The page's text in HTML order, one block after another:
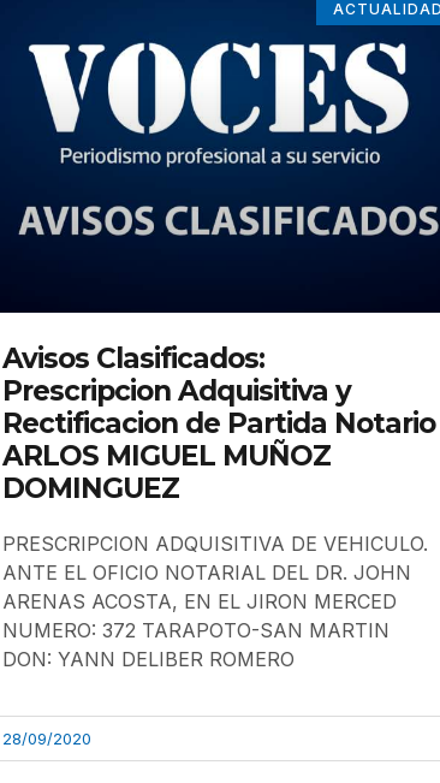
ACTUALIDAD
Avisos Clasificados:
Prescripcion Adquisitiva y
Rectificacion de Partida Notario
ARLOS MIGUEL MUÑOZ
DOMINGUEZ
PRESCRIPCION ADQUISITIVA DE VEHICULO.
ANTE EL OFICIO NOTARIAL DEL DR. JOHN
ARENAS ACOSTA, EN EL JIRON MERCED
NUMERO: 372 TARAPOTO-SAN MARTIN
DON: YANN DELIBER ROMERO
28/09/2020